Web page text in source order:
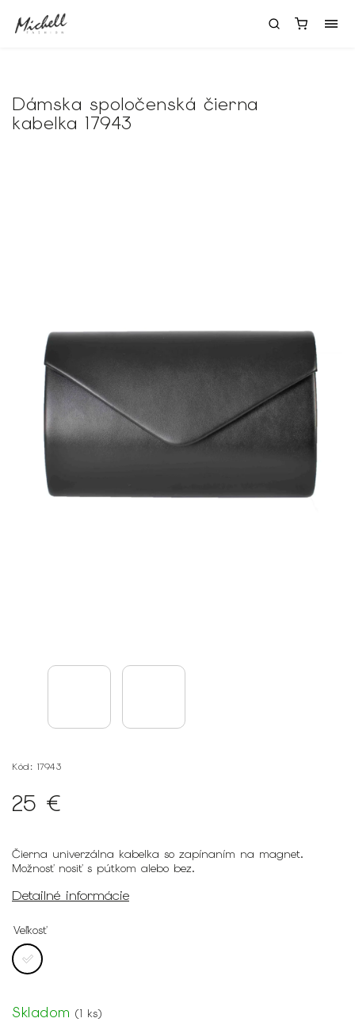
Dámska spoločenská čierna
kabelka 17943
Kód: 17943
25 €
Čierna univerzálna kabelka so zapínaním na magnet.
Možnosť nosiť s pútkom alebo bez.
Detailné informácie
Veľkosť
Skladom (1 ks)